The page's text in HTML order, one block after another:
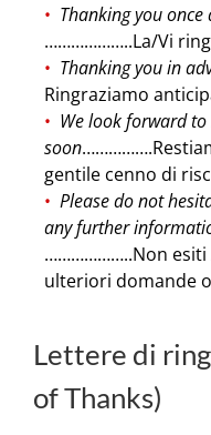
Thanking you
………………..La/Vi
Thanking you in
Ringraziamo
We look forward
soon
gentile cenno di
Please do not
any further
………………..Non esiti
ulteriori domande
Lettere di
of Thanks)